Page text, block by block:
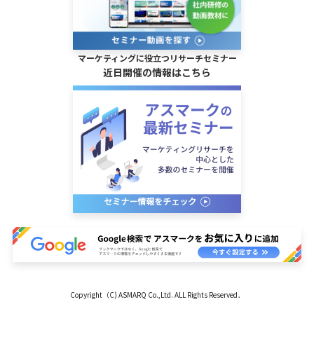
マーケティングに役立つリサーチセミナー
近日開催の情報はこちら
Copyright（C) ASMARQ Co.,Ltd. ALL Rights Reserved．